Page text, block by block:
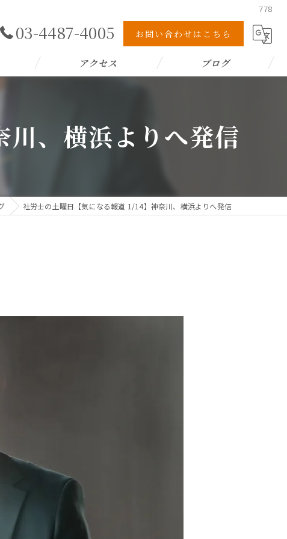
778
03-4487-4005 お問い合わせはこちら
アクセス ブログ
、横浜よりへ発信
社労士の土曜日【気になる報道 1/14】神奈川、横浜よりへ発信